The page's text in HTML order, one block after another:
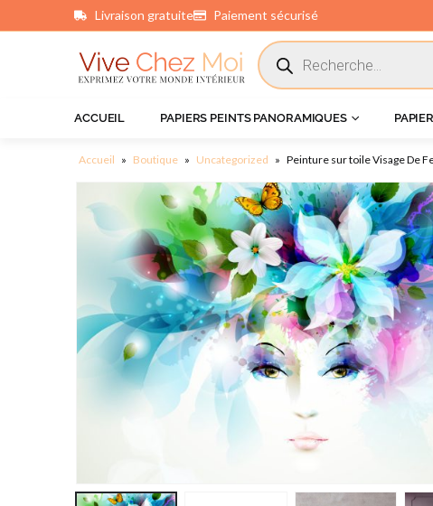
Livraison gratuite Paiement sécurisé
ACCUEIL PAPIERS PEINTS PANORAMIQUES
Accueil » Boutique » Uncategorized » Peinture sur toile Visage De